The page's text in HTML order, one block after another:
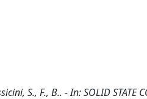
S., F., B.. - In: SOLID STATE